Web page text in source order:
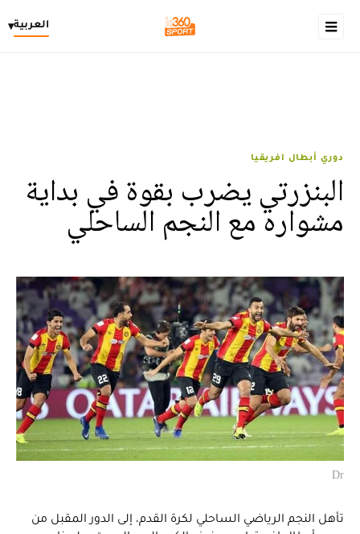
العربية▾
دوري أبطال افريقيا
البنزرتي يضرب بقوة في بداية
مشواره مع النجم الساحلي
Dr
تأهل النجم الرياضي الساحلي لكرة القدم، إلى الدور المقبل من